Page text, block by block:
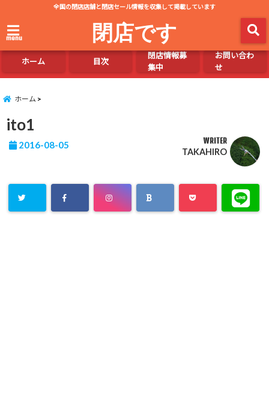
全国の閉店店舗と閉店セール情報を収集して掲載しています
menu 閉店です
ホーム 目次
閉店情報募
集中
お問い合わ
せ
ホーム
ito1
2016-08-05 WRITER
TAKAHIRO